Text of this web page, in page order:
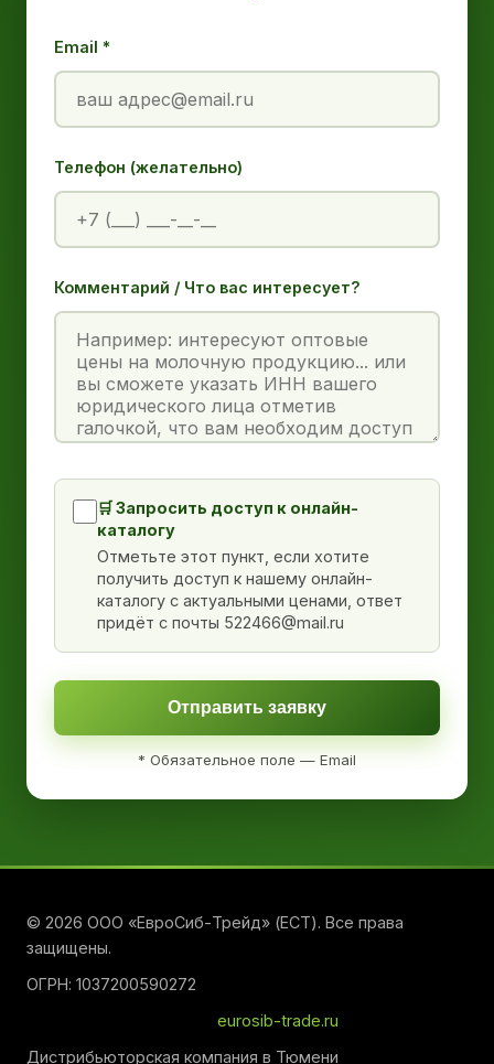
Email *
Телефон (желательно)
Комментарий / Что вас интересует?
🛒 Запросить доступ к онлайн-
каталогу
Отметьте этот пункт, если хотите
получить доступ к нашему онлайн-
каталогу с актуальными ценами, ответ
придёт с почты 522466@mail.ru
Отправить заявку
* Обязательное поле — Email
© 2026 ООО «ЕвроСиб-Трейд» (ЕСТ). Все права
защищены.
ОГРН: 1037200590272
eurosib-trade.ru
Дистрибьюторская компания в Тюмени